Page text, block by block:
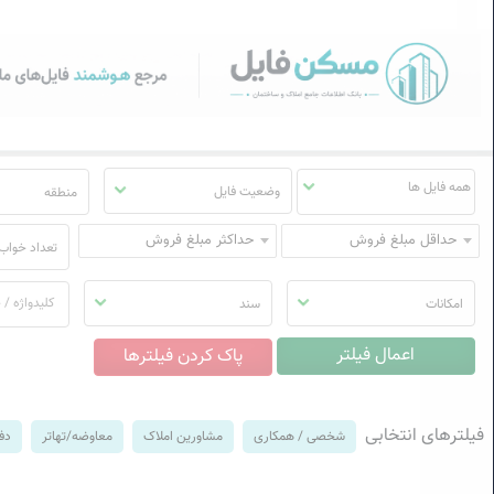
مسکن فایل | خرید، فروش،
منوی
مسکن
وضعیت فایل منطقه
حداقل مبلغ فروش حداکثر مبلغ فروش تعداد
امکانات سند
فیلترهای انتخابی شخصی / همکاری مشاورین املاک معاوضه/تهاتر